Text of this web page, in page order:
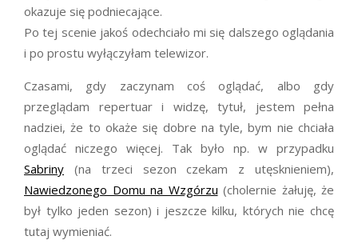
okazuje się podniecające.
Po tej scenie jakoś odechciało mi się dalszego oglądania
i po prostu wyłączyłam telewizor.
Czasami, gdy zaczynam coś oglądać, albo gdy
przeglądam repertuar i widzę, tytuł, jestem pełna
nadziei, że to okaże się dobre na tyle, bym nie chciała
oglądać niczego więcej. Tak było np. w przypadku
Sabriny (na trzeci sezon czekam z utęsknieniem),
Nawiedzonego Domu na Wzgórzu (cholernie żałuję, że
był tylko jeden sezon) i jeszcze kilku, których nie chcę
tutaj wymieniać.